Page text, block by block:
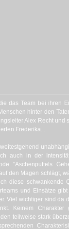
das Team bei ihren
hinter den
Alex Recht
Frederika...
auch in der
"Aschenputtels
den Magen schlägt,
diese schwankende
und Einsätze
Viel wichtiger sind da
Keinem
teilweise stark